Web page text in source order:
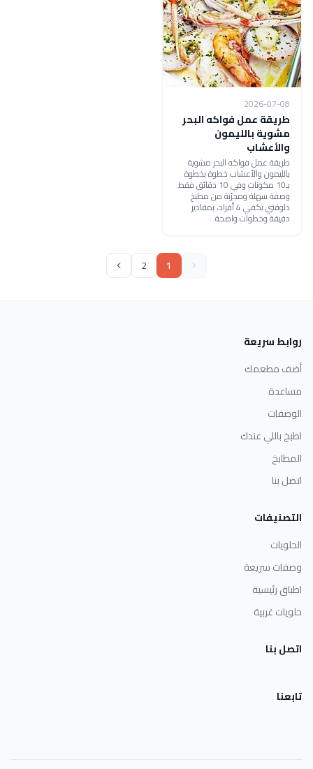
2026-07-08
طريقة عمل فواكه البحر
مشوية بالليمون
والأعشاب
طريقة عمل فواكه البحر مشوية
بالليمون والأعشاب خطوة بخطوة
بـ10 مكونات وفي 10 دقائق فقط.
وصفة سهلة ومجرّبة من مطبخ
دلوقتي تكفي 4 أفراد، بمقادير
دقيقة وخطوات واضحة.
1
2
روابط سريعة
أضف مطعمك
مساعدة
الوصفات
اطبخ باللي عندك
المطابخ
اتصل بنا
التصنيفات
الحلويات
وصفات سريعة
اطباق رئيسية
حلويات غربية
اتصل بنا
تابعنا